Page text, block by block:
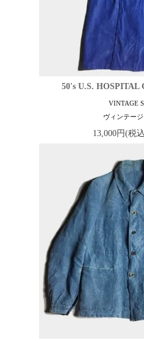
50's U.S. HOSPITAL
VINTAGE
ヴィンテー
13,000円(税